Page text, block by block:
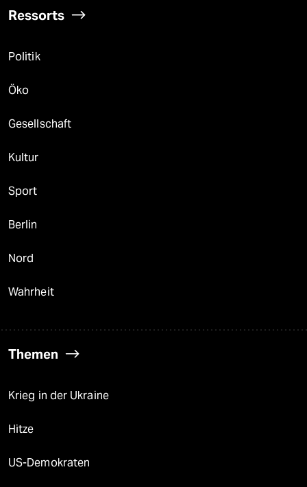
Ressorts
Politik
Öko
Gesellschaft
Kultur
Sport
Berlin
Nord
Wahrheit
Themen
Krieg in der Ukraine
Hitze
US-Demokraten